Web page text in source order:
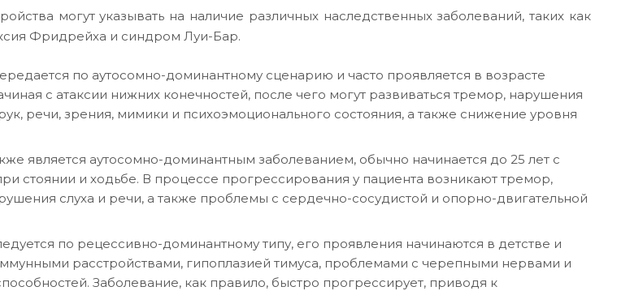
могут указывать на наличие различных наследственных заболеваний, таких как
Фридрейха и синдром Луи-Бар.
по аутосомно-доминантному сценарию и часто проявляется в возрасте
с атаксии нижних конечностей, после чего могут развиваться тремор, нарушения
речи, зрения, мимики и психоэмоционального состояния, а также снижение уровня
является аутосомно-доминантным заболеванием, обычно начинается до 25 лет с
стоянии и ходьбе. В процессе прогрессирования у пациента возникают тремор,
слуха и речи, а также проблемы с сердечно-сосудистой и опорно-двигательной
по рецессивно-доминантному типу, его проявления начинаются в детстве и
расстройствами, гипоплазией тимуса, проблемами с черепными нервами и
Заболевание, как правило, быстро прогрессирует, приводя к